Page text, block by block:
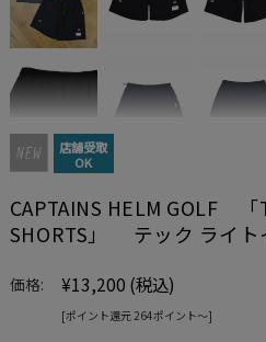
店舗受取
OK
CAPTAINS HELM GOLF 「
SHORTS」 テック ライト
価格: ¥13,200 (税込)
[ポイント還元 264ポイント〜]